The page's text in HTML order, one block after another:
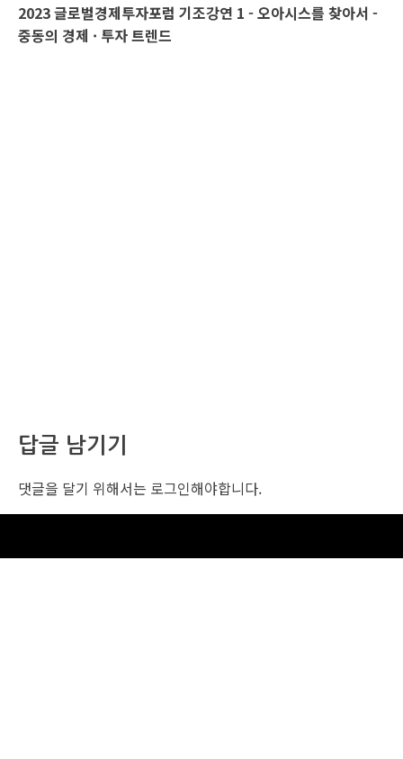
2023 글로벌경제투자포럼 기조강연 1 - 오아시스를 찾아서 -
중동의 경제 · 투자 트렌드
답글 남기기
댓글을 달기 위해서는 로그인해야합니다.